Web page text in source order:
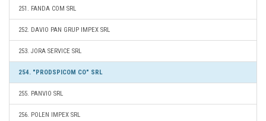
251. FANDA COM SRL
252. DAVIO PAN GRUP IMPEX SRL
253. JORA SERVICE SRL
254. "PRODSPICOM CO" SRL
255. PANVIO SRL
256. POLEN IMPEX SRL